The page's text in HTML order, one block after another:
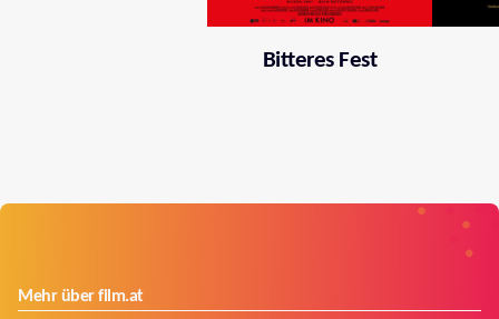
Bitteres Fest
Mehr über film.at